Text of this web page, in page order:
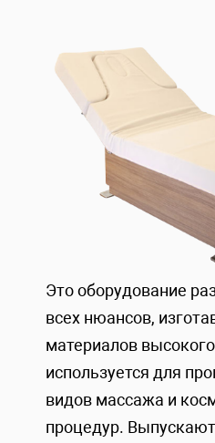
Это оборудование
всех нюансов,
материалов
используется для
видов массажа и
процедур.